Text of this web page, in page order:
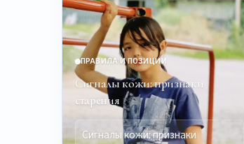
ПРАВИЛА И ПОЗИЦИИ
Сигналы кожи: признаки
старения
Сигналы кожи: признаки